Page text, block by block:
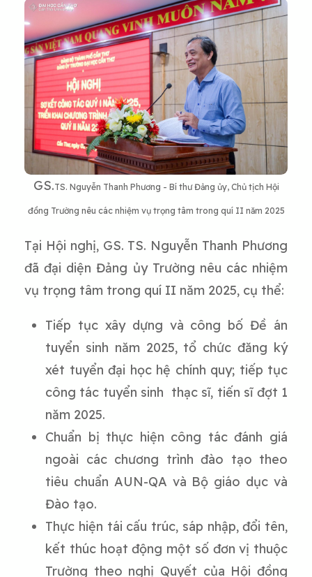
GS.TS. Nguyễn Thanh Phương - Bí thư Đảng ủy, Chủ tịch Hội
đồng Trường nêu các nhiệm vụ trọng tâm trong quí II năm 2025
Tại Hội nghị, GS. TS. Nguyễn Thanh Phương
đã đại diện Đảng ủy Trường nêu các nhiệm
vụ trọng tâm trong quí II năm 2025, cụ thể:
Tiếp tục xây dựng và công bố Đề án
tuyển sinh năm 2025, tổ chức đăng ký
xét tuyển đại học hệ chính quy; tiếp tục
công tác tuyển sinh thạc sĩ, tiến sĩ đợt 1
năm 2025.
Chuẩn bị thực hiện công tác đánh giá
ngoài các chương trình đào tạo theo
tiêu chuẩn AUN-QA và Bộ giáo dục và
Đào tạo.
Thực hiện tái cấu trúc, sáp nhập, đổi tên,
kết thúc hoạt động một số đơn vị thuộc
Trường theo nghị Quyết của Hội đồng